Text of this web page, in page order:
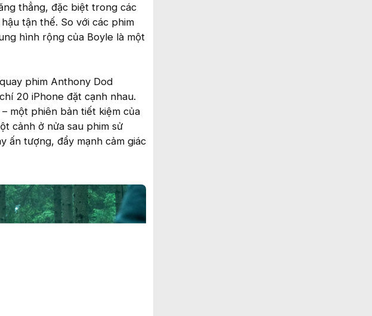
thẳng, đặc biệt trong các
tận thế. So với các phim
hình rộng của Boyle là một
phim Anthony Dod
20 iPhone đặt cạnh nhau.
– một phiên bản tiết kiệm của
cảnh ở nửa sau phim sử
ấn tượng, đẩy mạnh cảm giác